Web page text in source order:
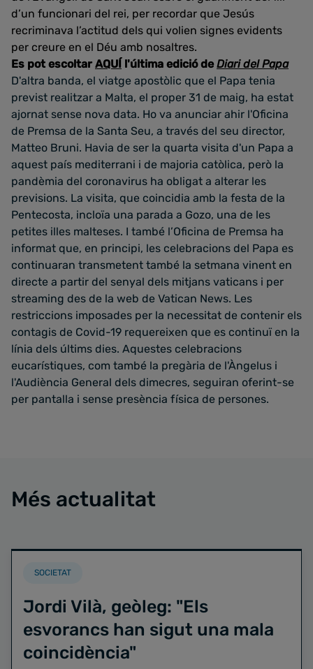
d’un funcionari del rei, per recordar que Jesús
recriminava l’actitud dels qui volien signes evidents
per creure en el Déu amb nosaltres.
Es pot escoltar AQUÍ l'última edició deDiari del Papa
D'altra banda, el viatge apostòlic que el Papa tenia
previst realitzar a Malta, el proper 31 de maig, ha estat
ajornat sense nova data. Ho va anunciar ahir l'Oficina
de Premsa de la Santa Seu, a través del seu director,
Matteo Bruni. Havia de ser la quarta visita d'un Papa a
aquest país mediterrani i de majoria catòlica, però la
pandèmia del coronavirus ha obligat a alterar les
previsions. La visita, que coincidia amb la festa de la
Pentecosta, incloïa una parada a Gozo, una de les
petites illes malteses. I també l’Oficina de Premsa ha
informat que, en principi, les celebracions del Papa es
continuaran transmetent també la setmana vinent en
directe a partir del senyal dels mitjans vaticans i per
streaming des de la web de Vatican News. Les
restriccions imposades per la necessitat de contenir els
contagis de Covid-19 requereixen que es continuï en la
línia dels últims dies. Aquestes celebracions
eucarístiques, com també la pregària de l'Àngelus i
l'Audiència General dels dimecres, seguiran oferint-se
per pantalla i sense presència física de persones.
Més actualitat
SOCIETAT
Jordi Vilà, geòleg: "Els
esvorancs han sigut una mala
coincidència"